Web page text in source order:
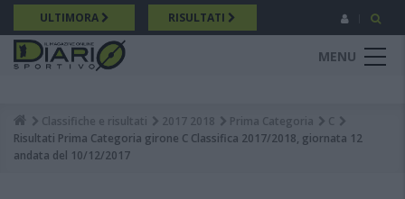
Salta
al
contenuto
principale
ULTIMORA RISULTATI
MENU
Breadcrumb
Classifiche e risultati 2017 2018 Prima Categoria
C
Risultati Prima Categoria girone C Classifica 2017/2018, giornata 12
andata del 10/12/2017